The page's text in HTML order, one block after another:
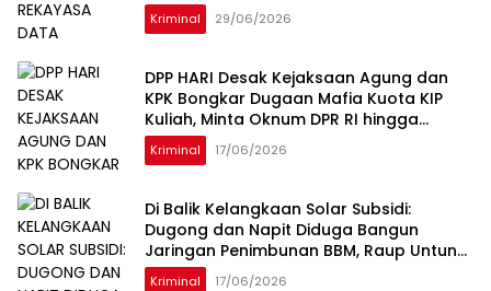
Kriminal 29/06/2026
DPP HARI Desak Kejaksaan Agung dan
KPK Bongkar Dugaan Mafia Kuota KIP
Kuliah, Minta Oknum DPR RI hingga
Kampus Penerima Diperiksa
Kriminal 17/06/2026
Di Balik Kelangkaan Solar Subsidi:
Dugong dan Napit Diduga Bangun
Jaringan Penimbunan BBM, Raup Untung
Ratusan Juta Rupiah per Hari
Kriminal 17/06/2026